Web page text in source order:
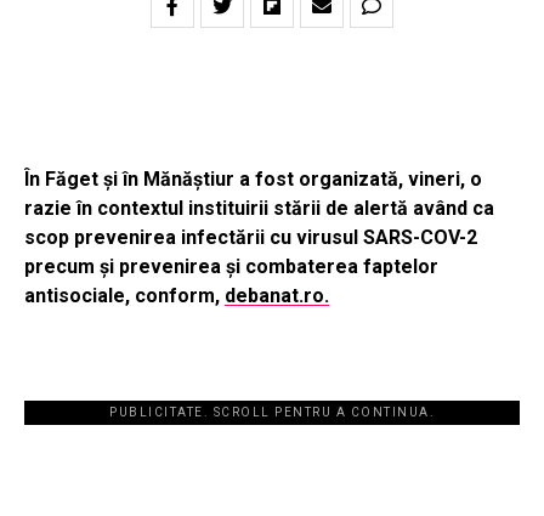
În Făget și în Mănăștiur a fost organizată, vineri, o
razie în contextul instituirii stării de alertă având ca
scop prevenirea infectării cu virusul SARS-COV-2
precum și prevenirea și combaterea faptelor
antisociale, conform, debanat.ro.
PUBLICITATE. SCROLL PENTRU A CONTINUA.